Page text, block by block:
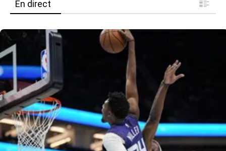
En direct